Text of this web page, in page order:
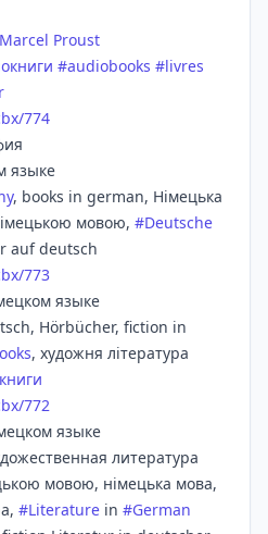
Marcel Proust
#audiobooks #livres
774
языке
, books in german, Німецька
мовою, #Deutsche
auf deutsch
773
языке
Hörbücher, fiction in
, художня література
772
языке
литература
мовою, німецька мова,
#Literature in #German